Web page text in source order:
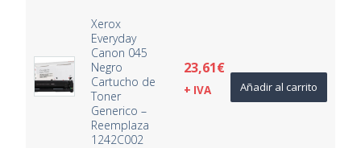
Xerox
Everyday
Canon 045
Negro
Cartucho de
Toner
Generico –
Reemplaza
1242C002
23,61€
+ IVA Añadir al carrito